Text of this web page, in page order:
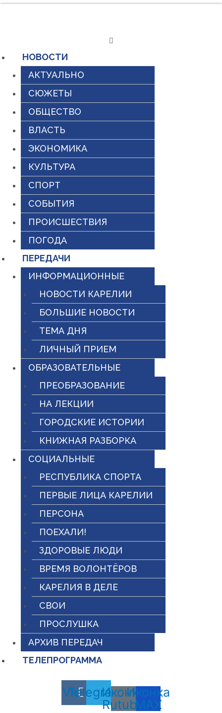
НОВОСТИ
АКТУАЛЬНО
СЮЖЕТЫ
ОБЩЕСТВО
ВЛАСТЬ
ЭКОНОМИКА
КУЛЬТУРА
СПОРТ
СОБЫТИЯ
ПРОИСШЕСТВИЯ
ПОГОДА
ПЕРЕДАЧИ
ИНФОРМАЦИОННЫЕ
НОВОСТИ КАРЕЛИИ
БОЛЬШИЕ НОВОСТИ
ТЕМА ДНЯ
ЛИЧНЫЙ ПРИЕМ
ОБРАЗОВАТЕЛЬНЫЕ
ПРЕОБРАЗОВАНИЕ
НА ЛЕКЦИИ
ГОРОДСКИЕ ИСТОРИИ
КНИЖНАЯ РАЗБОРКА
СОЦИАЛЬНЫЕ
РЕСПУБЛИКА СПОРТА
ПЕРВЫЕ ЛИЦА КАРЕЛИИ
ПЕРСОНА
ПОЕХАЛИ!
ЗДОРОВЫЕ ЛЮДИ
ВРЕМЯ ВОЛОНТЁРОВ
КАРЕЛИЯ В ДЕЛЕ
СВОИ
ПРОСЛУШКА
АРХИВ ПЕРЕДАЧ
ТЕЛЕПРОГРАММА
Vk
TelegramИконка
Rutube
Иконка
MAX